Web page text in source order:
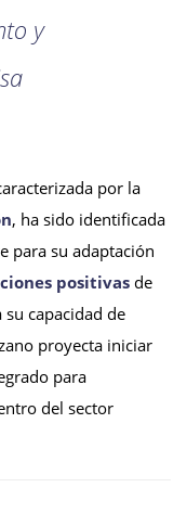
y
por la
, ha sido identificada
para su adaptación
positivas de
capacidad de
proyecta iniciar
para
del sector